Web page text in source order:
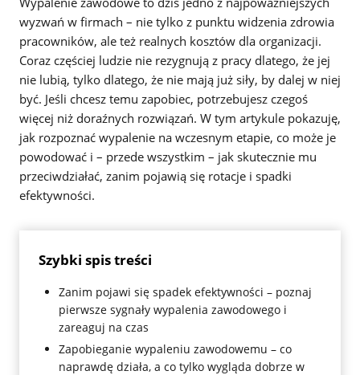
wyzwań w firmach – nie tylko z punktu widzenia zdrowia
pracowników, ale też realnych kosztów dla organizacji.
Coraz częściej ludzie nie rezygnują z pracy dlatego, że jej
nie lubią, tylko dlatego, że nie mają już siły, by dalej w niej
być. Jeśli chcesz temu zapobiec, potrzebujesz czegoś
więcej niż doraźnych rozwiązań. W tym artykule pokazuję,
jak rozpoznać wypalenie na wczesnym etapie, co może je
powodować i – przede wszystkim – jak skutecznie mu
przeciwdziałać, zanim pojawią się rotacje i spadki
efektywności.
Szybki spis treści
Zanim pojawi się spadek efektywności – poznaj
pierwsze sygnały wypalenia zawodowego i
zareaguj na czas
Zapobieganie wypaleniu zawodowemu – co
naprawdę działa, a co tylko wygląda dobrze w